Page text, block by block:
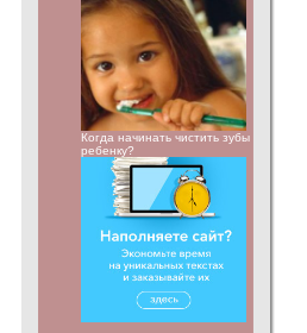
Когда начинать чистить зубы
ребенку?